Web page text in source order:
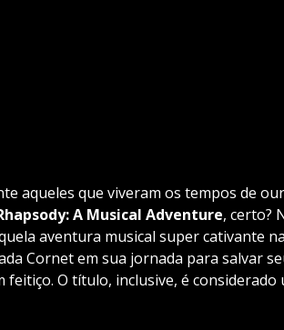
aqueles que viveram os tempos de
A Musical Adventure, certo?
aventura musical super cativante
Cornet em sua jornada para salvar
O título, inclusive, é considerado